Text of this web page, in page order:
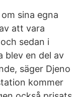
sina egna
att vara
sedan i
blev en del av
säger Djeno
kommer